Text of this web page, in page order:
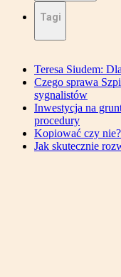
Tagi
Teresa Siudem:
Czego sprawa
sygnalistów
Inwestycja na
procedury
Kopiować czy
Jak skutecznie